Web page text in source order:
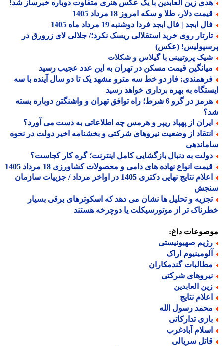
زین العابدین با یک عکس هنری متفاوت دوباره خبرساز شد!
دلار، طلا و سکه امروز 18 مرداد 1405
ابجد | فال ابجد فردا دوشنبه 19 مرداد ماه 1405
روی خرید استقلالی ریسک نکرد؛/ جلالی لای زرورق در
(عکس)
پروتیینی با گیلاس و شکلات
قیمت مسکن در تهران به این عدد عجیب رسید
فاز دو خط سه مترو مشهد یک تا دو سال آینده با سه
به بهره برداری خواهد رسید
هرمز در گرو 6 شرط؛ راه توافق تهران و واشنگتن دوباره بسته
از پهپاد ریپر و هرمس چه اطلاعاتی به دست می آورد؟
از وضعیت نیروهای شرکتی و بخشنامه اخیر دولت در نحوه
به دنبال بازگشایی کامل اینترنت؛ گره کار کجاست؟
انواع نهاده های دامی و محصولات کشاورزی 18 مرداد 1405
اعلام نتایج نهایی دکتری 1405 در اواخر مرداد / جزییات سازمان
و تحلیل ها نشان می دهد که اسکوترهای برقی بسیار
تر از موتورسیکلت یا دوچرخه هستند
داغ:
صهیونیستی
اراک
گندمکاران
شرکتی
العابدین
نتایج
رسول الله
تدارکاتی
آبادغرب
سریالی